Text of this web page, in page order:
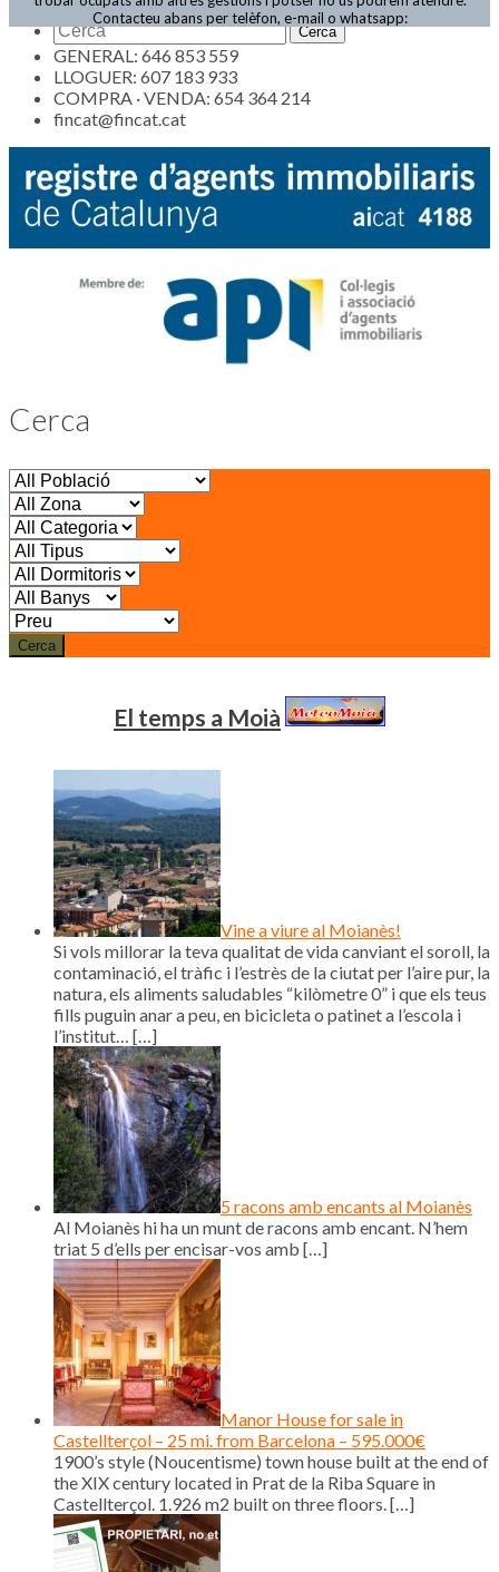
ActualitatContacteu abans per telèfon, e-mail o whatsapp:
GENERAL: 646 853 559
LLOGUER: 607 183 933
COMPRA · VENDA: 654 364 214
fincat@fincat.cat
Cerca
Cerca
El temps a Moià
Vine a viure al Moianès!
Si vols millorar la teva qualitat de vida canviant el soroll, la
contaminació, el tràfic i l’estrès de la ciutat per l’aire pur, la
natura, els aliments saludables “kilòmetre 0” i que els teus
fills puguin anar a peu, en bicicleta o patinet a l’escola i
l’institut… […]
5 racons amb encants al Moianès
Al Moianès hi ha un munt de racons amb encant. N’hem
triat 5 d’ells per encisar-vos amb […]
Manor House for sale in
Castellterçol – 25 mi. from Barcelona – 595.000€
1900’s style (Noucentisme) town house built at the end of
the XIX century located in Prat de la Riba Square in
Castellterçol. 1.926 m2 built on three floors.[…]